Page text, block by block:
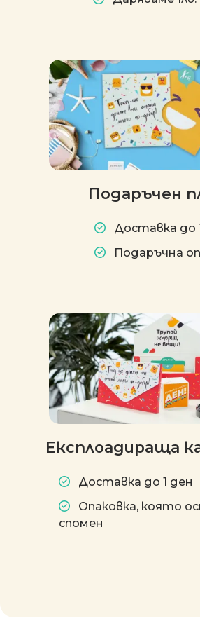
Подаръчен
Доставка до
Подаръчна
Експлоадираща
Доставка до 1 ден
Опаковка, която
спомен